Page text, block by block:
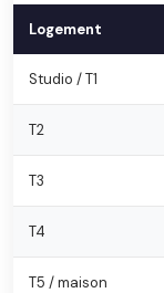
Logement
Studio / T1
T2
T3
T4
T5 / maison